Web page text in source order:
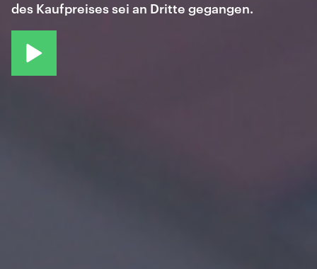
des Kaufpreises sei an Dritte gegangen.